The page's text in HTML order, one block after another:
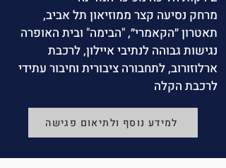
מרחק נסיעה קצר ממוזיאון תל אביב,
תאטרון ״הקאמרי״, "הבימה" ובית האופרה
נגישות גבוהה לנתיבי איילון, לרכבת
ארלוזורוב, לתחבורה ציבורית וחיבור עתידי
לרכבת הקלה
למידע נוסף ולתיאום פגישה